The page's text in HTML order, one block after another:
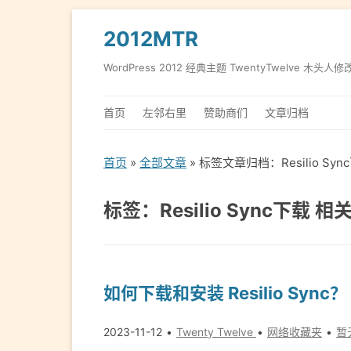
2012MTR
WordPress 2012 经典主题 TwentyTwelve 木头人修
首页 左邻右里 赞助商们 文章归档
首页 » 全部文章 » 标签文章归档：Resilio Sync
标签：Resilio Sync下载 相
如何下载和安装 Resilio Sync？
2023-11-12 Twenty Twelve 网络收藏夹 暂